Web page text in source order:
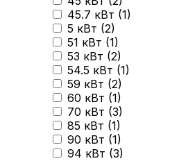
45.7 кВт (1)
5 кВт (2)
51 кВт (1)
53 кВт (2)
54.5 кВт (1)
59 кВт (2)
60 кВт (1)
70 кВт (3)
85 кВт (1)
90 кВт (1)
94 кВт (3)